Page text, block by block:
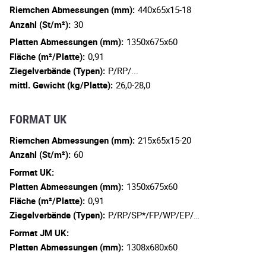
Riemchen Abmessungen (mm): 440x65x15-18
Anzahl (St/m²): 30
Platten Abmessungen (mm): 1350x675x60
Fläche (m²/Platte): 0,91
Ziegelverbände (Typen): P/RP/...
mittl. Gewicht (kg/Platte): 26,0-28,0
FORMAT UK
Riemchen Abmessungen (mm): 215x65x15-20
Anzahl (St/m²): 60
Format UK:
Platten Abmessungen (mm): 1350x675x60
Fläche (m²/Platte): 0,91
Ziegelverbände (Typen): P/RP/SP*/FP/WP/EP/…
Format JM UK:
Platten Abmessungen (mm): 1308x680x60